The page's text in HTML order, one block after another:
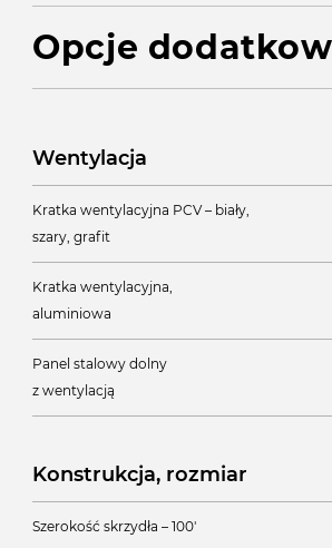
Opcje
Wentylacja
Kratka wentylacyjna PCV – biały,
szary, grafit
Kratka wentylacyjna,
aluminiowa
Panel stalowy dolny
z wentylacją
Konstrukcja, rozmiar
Szerokość skrzydła – 100'